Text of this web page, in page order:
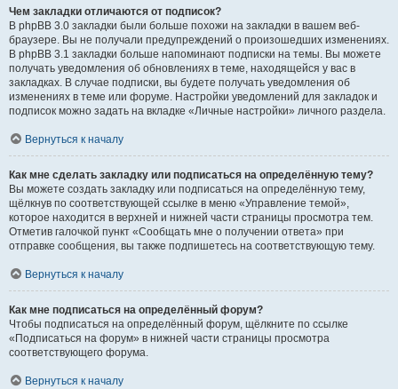
Чем закладки отличаются от подписок?
В phpBB 3.0 закладки были больше похожи на закладки в вашем веб-
браузере. Вы не получали предупреждений о произошедших изменениях.
В phpBB 3.1 закладки больше напоминают подписки на темы. Вы можете
получать уведомления об обновлениях в теме, находящейся у вас в
закладках. В случае подписки, вы будете получать уведомления об
изменениях в теме или форуме. Настройки уведомлений для закладок и
подписок можно задать на вкладке «Личные настройки» личного раздела.
Вернуться к началу
Как мне сделать закладку или подписаться на определённую тему?
Вы можете создать закладку или подписаться на определённую тему,
щёлкнув по соответствующей ссылке в меню «Управление темой»,
которое находится в верхней и нижней части страницы просмотра тем.
Отметив галочкой пункт «Сообщать мне о получении ответа» при
отправке сообщения, вы также подпишетесь на соответствующую тему.
Вернуться к началу
Как мне подписаться на определённый форум?
Чтобы подписаться на определённый форум, щёлкните по ссылке
«Подписаться на форум» в нижней части страницы просмотра
соответствующего форума.
Вернуться к началу